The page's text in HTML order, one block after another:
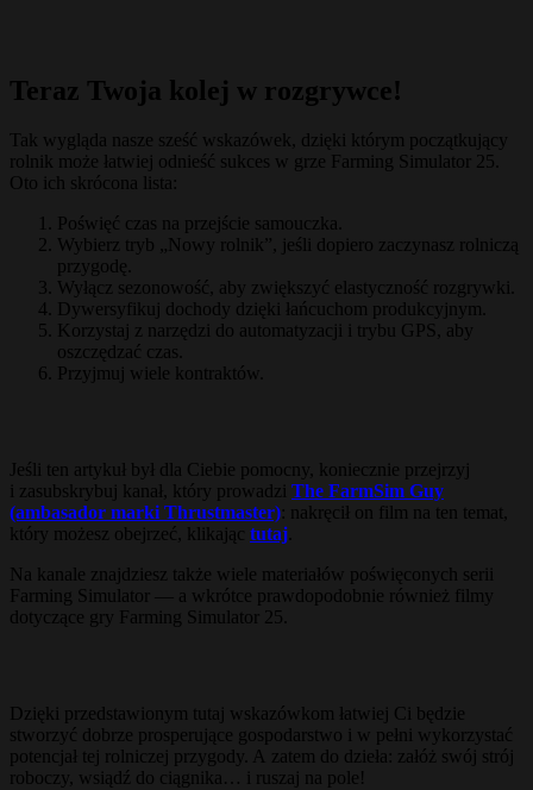
Teraz Twoja kolej w rozgrywce!
Tak wygląda nasze sześć wskazówek, dzięki którym początkujący
rolnik może łatwiej odnieść sukces w grze Farming Simulator 25.
Oto ich skrócona lista:
Poświęć czas na przejście samouczka.
Wybierz tryb „Nowy rolnik”, jeśli dopiero zaczynasz rolniczą
przygodę.
Wyłącz sezonowość, aby zwiększyć elastyczność rozgrywki.
Dywersyfikuj dochody dzięki łańcuchom produkcyjnym.
Korzystaj z narzędzi do automatyzacji i trybu GPS, aby
oszczędzać czas.
Przyjmuj wiele kontraktów.
Jeśli ten artykuł był dla Ciebie pomocny, koniecznie przejrzyj
i zasubskrybuj kanał, który prowadzi The FarmSim Guy
(ambasador marki Thrustmaster) : nakręcił on film na ten temat,
który możesz obejrzeć, klikając tutaj
Na kanale znajdziesz także wiele materiałów poświęconych serii
Farming Simulator — a wkrótce prawdopodobnie również filmy
dotyczące gry Farming Simulator 25.
Dzięki przedstawionym tutaj wskazówkom łatwiej Ci będzie
stworzyć dobrze prosperujące gospodarstwo i w pełni wykorzystać
potencjał tej rolniczej przygody. A zatem do dzieła: załóż swój strój
roboczy, wsiądź do ciągnika… i ruszaj na pole!